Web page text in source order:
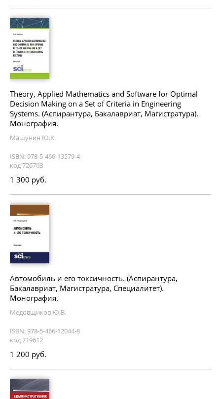
Theory, Applied Mathematics and Software for Optimal
Decision Making on a Set of Criteria in Engineering
Systems. (Аспирантура, Бакалавриат, Магистратура).
Монография.
Машунин Ю.К.
ISBN: 978-5-466-13579-4
код 726703
1 300 руб.
Автомобиль и его токсичность. (Аспирантура,
Бакалавриат, Магистратура, Специалитет).
Монография.
Медовщиков Ю.В.
ISBN: 978-5-466-12044-8
код 719612
1 200 руб.